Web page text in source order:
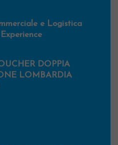
e Logistica
DOPPIA
LOMBARDIA